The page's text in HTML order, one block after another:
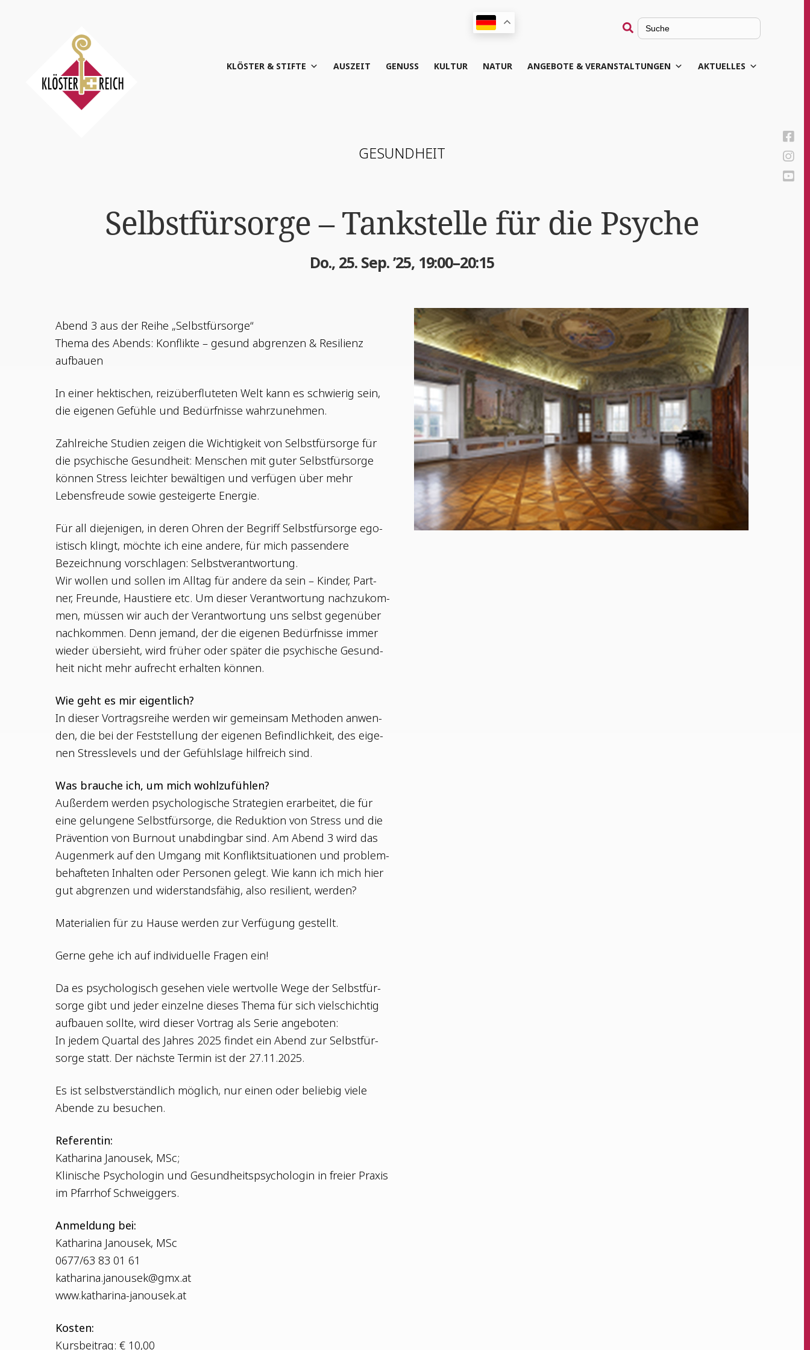
KLÖS­TER & STIFTE AUS­ZEIT GENUSS KUL­TUR NATUR ANGEBOTE & VERANSTALTUNGEN AKTUELLES
GESUND­HEIT
Selbst­für­sor­ge – Tank­stel­le für die Psyche
Do., 25. Sep. ’25, 19:00–20:15
Abend 3 aus der Rei­he „Selbst­für­sor­ge“
The­ma des Abends: Kon­flik­te – gesund abgren­zen & Resi­li­enz
aufbauen
In einer hek­ti­schen, reiz­über­flu­te­ten Welt kann es schwie­rig sein,
die eige­nen Gefüh­le und Bedürf­nis­se wahrzunehmen.
Zahl­rei­che Stu­di­en zei­gen die Wich­tig­keit von Selbst­für­sor­ge für
die psy­chi­sche Gesund­heit: Men­schen mit guter Selbst­für­sor­ge
kön­nen Stress leich­ter bewäl­ti­gen und ver­fü­gen über mehr
Lebens­freu­de sowie gestei­ger­te Energie.
Für all die­je­ni­gen, in deren Ohren der Begriff Selbst­für­sor­ge ego­
is­tisch klingt, möch­te ich eine ande­re, für mich pas­sen­de­re
Bezeich­nung vor­schla­gen: Selbstverantwortung.
Wir wol­len und sol­len im All­tag für ande­re da sein – Kin­der, Part­
ner, Freun­de, Haus­tie­re etc. Um die­ser Ver­ant­wor­tung nach­zu­kom­
men, müs­sen wir auch der Ver­ant­wor­tung uns selbst gegen­über
nach­kom­men. Denn jemand, der die eige­nen Bedürf­nis­se immer
wie­der über­sieht, wird frü­her oder spä­ter die psy­chi­sche Gesund­
heit nicht mehr auf­recht erhal­ten können.
Wie geht es mir eigentlich?
In die­ser Vor­trags­rei­he wer­den wir gemein­sam Metho­den anwen­
den, die bei der Fest­stel­lung der eige­nen Befind­lich­keit, des eige­
nen Stress­le­vels und der Gefühls­la­ge hilf­reich sind.
Was brau­che ich, um mich wohlzufühlen?
Außer­dem wer­den psy­cho­lo­gi­sche Stra­te­gien erar­bei­tet, die für
eine gelun­ge­ne Selbst­für­sor­ge, die Reduk­ti­on von Stress und die
Prä­ven­ti­on von Burn­out unab­ding­bar sind. Am Abend 3 wird das
Augen­merk auf den Umgang mit Kon­flikt­si­tua­tio­nen und pro­blem­
be­haf­te­ten Inhal­ten oder Per­so­nen gelegt. Wie kann ich mich hier
gut abgren­zen und wider­stands­fä­hig, also resi­li­ent, werden?
Mate­ria­li­en für zu Hau­se wer­den zur Ver­fü­gung gestellt.
Ger­ne gehe ich auf indi­vi­du­el­le Fra­gen ein!
Da es psy­cho­lo­gisch gese­hen vie­le wert­vol­le Wege der Selbst­für­
sor­ge gibt und jeder ein­zel­ne die­ses The­ma für sich viel­schich­tig
auf­bau­en soll­te, wird die­ser Vor­trag als Serie angeboten:
In jedem Quar­tal des Jah­res 2025 fin­det ein Abend zur Selbst­für­
sor­ge statt. Der nächs­te Ter­min ist der 27.11.2025.
Es ist selbst­ver­ständ­lich mög­lich, nur einen oder belie­big vie­le
Aben­de zu besuchen.
Refe­ren­tin:
Katha­ri­na Janou­sek, MSc;
Kli­ni­sche Psy­cho­lo­gin und Gesund­heits­psy­cho­lo­gin in frei­er Pra­xis
im Pfarr­hof Schweiggers.
Anmel­dung bei:
Katha­ri­na Janou­sek, MSc
0677/63 83 01 61
katharina.janousek@gmx.at
www.katharina-janousek.at
Kos­ten:
Kurs­bei­trag: € 10,00